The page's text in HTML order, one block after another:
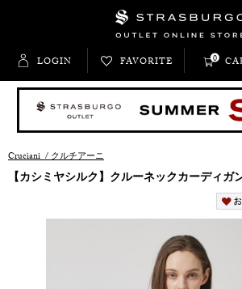
LOGIN FAVORITE 0
Cruciani/クルチアーニ
【カシミヤシルク】クルーネックカーディガ